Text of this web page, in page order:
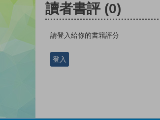
讀者書評 (0)
請登入給你的書籍評分
登入